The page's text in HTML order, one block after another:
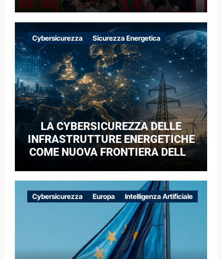
Cybersicurezza Sicurezza Energetica
LA CYBERSICUREZZA DELLE
INFRASTRUTTURE ENERGETICHE
COME NUOVA FRONTIERA DELLA
CASO DELLE RETI ELETTRICHE
EUROPEE NEL CONTESTO DELLA
GUERRA IBRIDA
Cybersicurezza Europa Intelligenza Artificiale